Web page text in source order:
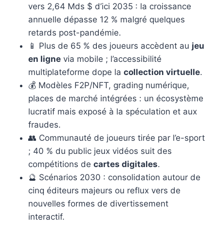
vers 2,64 Mds $ d’ici 2035 : la croissance
annuelle dépasse 12 % malgré quelques
retards post-pandémie.
📱 Plus de 65 % des joueurs accèdent au jeu
en ligne via mobile ; l’accessibilité
multiplateforme dope la collection virtuelle.
💰 Modèles F2P/NFT, grading numérique,
places de marché intégrées : un écosystème
lucratif mais exposé à la spéculation et aux
fraudes.
👥 Communauté de joueurs tirée par l’e-sport
; 40 % du public jeux vidéos suit des
compétitions de cartes digitales.
🔮 Scénarios 2030 : consolidation autour de
cinq éditeurs majeurs ou reflux vers de
nouvelles formes de divertissement
interactif.